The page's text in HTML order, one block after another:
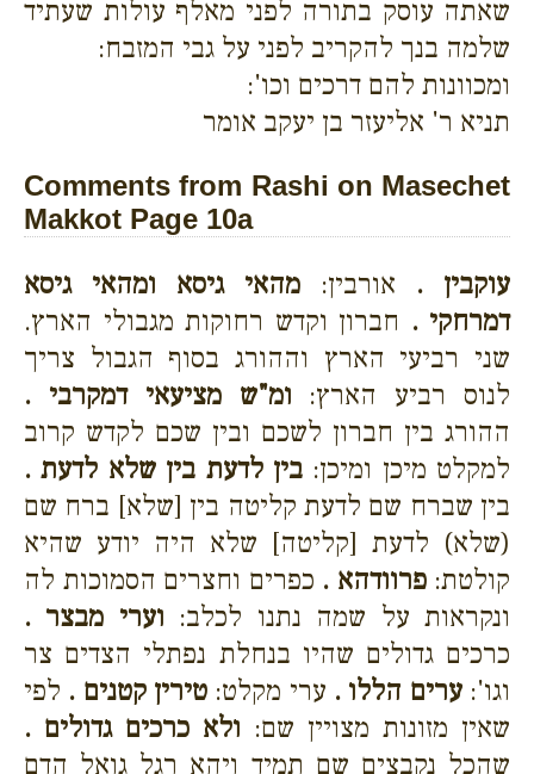
שאתה עוסק בתורה לפני מאלף עולות שעתיד
שלמה בנך להקריב לפני על גבי המזבח:
ומכוונות להם דרכים וכו':
תניא ר' אליעזר בן יעקב אומר
Comments from Rashi on Masechet
Makkot Page 10a
עוקבין . אורבין: מהאי גיסא ומהאי גיסא
דמרחקי . חברון וקדש רחוקות מגבולי הארץ.
שני רביעי הארץ וההורג בסוף הגבול צריך
לנוס רביע הארץ: ומ"ש מציעאי דמקרבי .
ההורג בין חברון לשכם ובין שכם לקדש קרוב
למקלט מיכן ומיכן:בין לדעת בין שלא לדעת .
בין שברח שם לדעת קליטה בין [שלא] ברח שם
(שלא) לדעת [קליטה] שלא היה יודע שהיא
קולטת:פרוודהא . כפרים וחצרים הסמוכות לה
ונקראות על שמה נתנו לכלב: וערי מבצר .
כרכים גדולים שהיו בנחלת נפתלי הצדים צר
וגו':ערים הללו . ערי מקלט: טירין קטנים . לפי
שאין מזונות מצויין שם: ולא כרכים גדולים .
שהכל נקבצים שם תמיד ויהא רגל גואל הדם